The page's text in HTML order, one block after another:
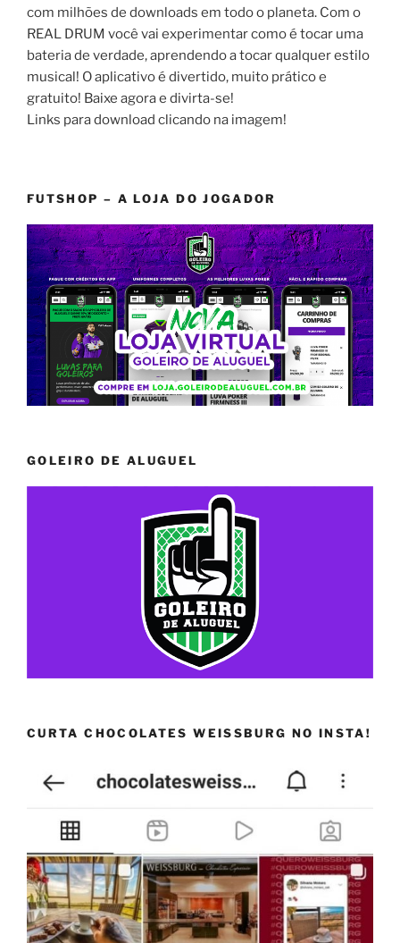
com milhões de downloads em todo o planeta. Com o
REAL DRUM você vai experimentar como é tocar uma
bateria de verdade, aprendendo a tocar qualquer estilo
musical! O aplicativo é divertido, muito prático e
gratuito! Baixe agora e divirta-se!
Links para download clicando na imagem!
FUTSHOP – A LOJA DO JOGADOR
GOLEIRO DE ALUGUEL
CURTA CHOCOLATES WEISSBURG NO INSTA!